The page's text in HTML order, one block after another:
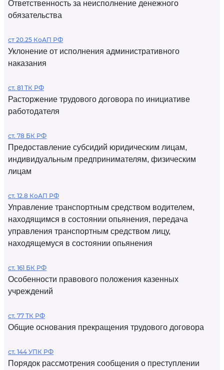
Ответственность за неисполнение денежного
обязательства
ст 20.25 КоАП РФ
Уклонение от исполнения административного
наказания
ст. 81 ТК РФ
Расторжение трудового договора по инициативе
работодателя
ст. 78 БК РФ
Предоставление субсидий юридическим лицам,
индивидуальным предпринимателям, физическим
лицам
ст. 12.8 КоАП РФ
Управление транспортным средством водителем,
находящимся в состоянии опьянения, передача
управления транспортным средством лицу,
находящемуся в состоянии опьянения
ст. 161 БК РФ
Особенности правового положения казенных
учреждений
ст. 77 ТК РФ
Общие основания прекращения трудового договора
ст. 144 УПК РФ
Порядок рассмотрения сообщения о преступлении